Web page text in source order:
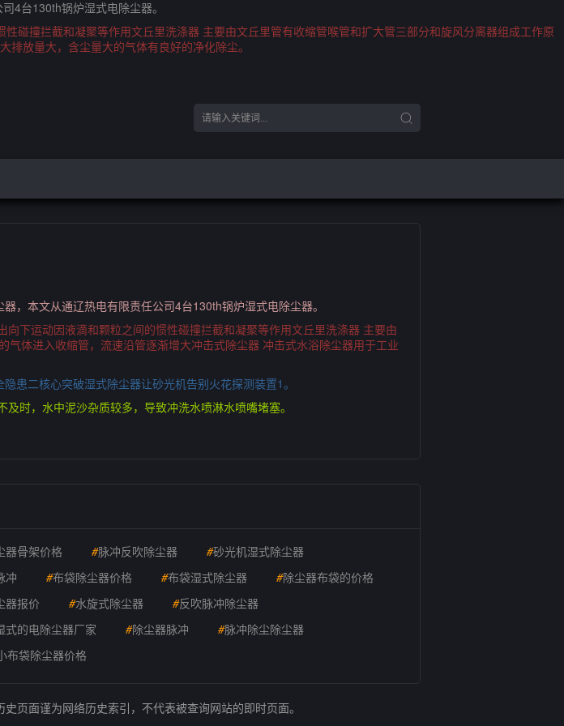
4台130th锅炉湿式电除尘器。
碰撞拦截和凝聚等作用文丘里洗涤器 主要由文丘里管有收缩管喉管和扩大管三部分和旋风分离器组成工作原
放量大，含尘量大的气体有良好的净化除尘。
，本文从通辽热电有限责任公司4台130th锅炉湿式电除尘器。
下运动因液滴和颗粒之间的惯性碰撞拦截和凝聚等作用文丘里洗涤器 主要由
体进入收缩管，流速沿管逐渐增大冲击式除尘器 冲击式水浴除尘器用于工业
患二核心突破湿式除尘器让砂光机告别火花探测装置1。
时，水中泥沙杂质较多，导致冲洗水喷淋水喷嘴堵塞。
器骨架价格 #脉冲反吹除尘器 #砂光机湿式除尘器
冲 #布袋除尘器价格 #布袋湿式除尘器 #除尘器布袋的价格
器报价 #水旋式除尘器 #反吹脉冲除尘器
式的电除尘器厂家 #除尘器脉冲 #脉冲除尘除尘器
布袋除尘器价格
页面谨为网络历史索引，不代表被查询网站的即时页面。